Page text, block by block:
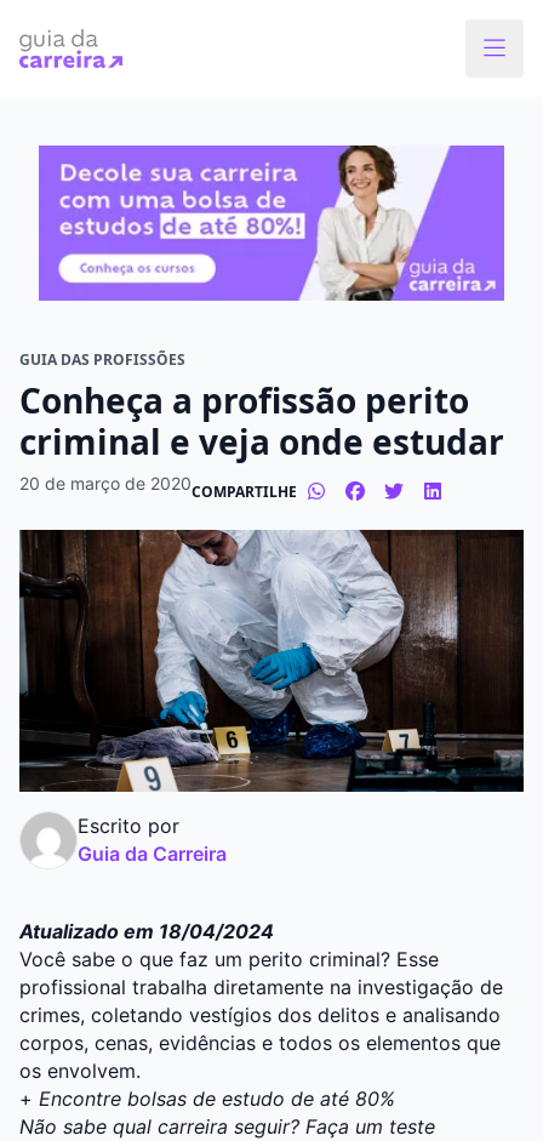
GUIA DAS PROFISSÕES
Conheça a profissão perito
criminal e veja onde estudar
20 de março de 2020COMPARTILHE
Escrito por
Guia da Carreira
Atualizado em 18/04/2024
Você sabe o que faz um perito criminal? Esse
profissional trabalha diretamente na investigação de
crimes, coletando vestígios dos delitos e analisando
corpos, cenas, evidências e todos os elementos que
os envolvem.
+ Encontre bolsas de estudo de até 80%
Não sabe qual carreira seguir? Faça um teste
Faça o curso dos sonhos
O que você quer estudar?
Modalidade preferida
Presencial
Tipo de formação
Graduação
Pós